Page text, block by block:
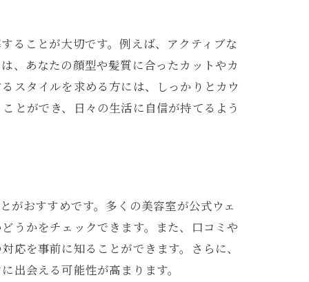
ることが大切です。例えば、アクティブな
、あなたの顔型や髪質に合ったカットやカ
スタイルを求める方には、しっかりとカウ
とができ、日々の生活に自信が持てるよう
がおすすめです。多くの美容室が公式ウェ
うかをチェックできます。また、口コミや
を事前に知ることができます。さらに、
出会える可能性が高まります。